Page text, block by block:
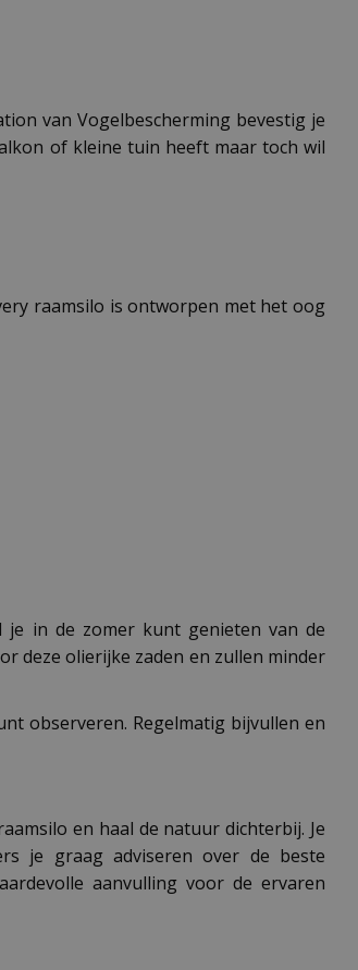
van Vogelbescherming bevestig je
of kleine tuin heeft maar toch wil
raamsilo is ontworpen met het oog
je in de zomer kunt genieten van de
deze olierijke zaden en zullen minder
observeren. Regelmatig bijvullen en
en haal de natuur dichterbij. Je
je graag adviseren over de beste
aanvulling voor de ervaren